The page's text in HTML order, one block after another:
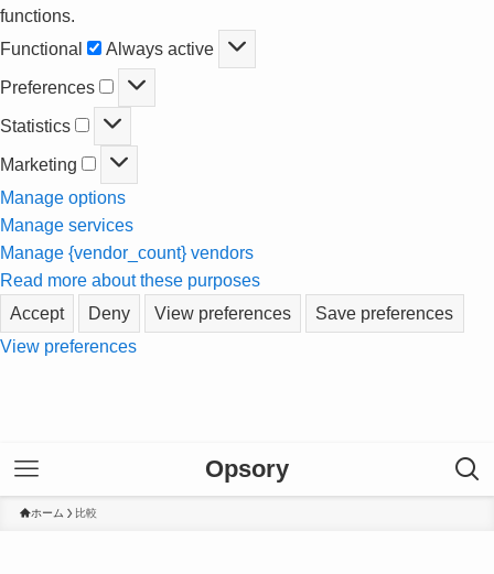
functions.
Functional
Functional
Always active
Preferences
Preferences
Statistics Statistics
Marketing Marketing
Manage options
Manage services
Manage {vendor_count} vendors
Read more about these purposes
Accept
Deny View preferences
Save preferences
View preferences
Opsory
ホーム 比較